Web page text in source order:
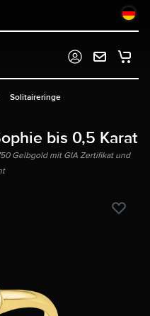
Solitaireringe
bis 0,5 Karat
Gelbgold mit GIA Zertifikat und